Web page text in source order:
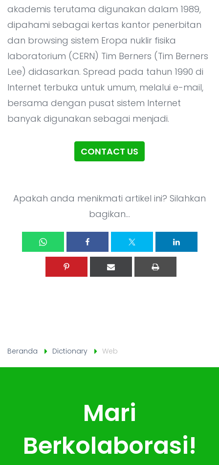
akademis terutama digunakan dalam 1989,
dipahami sebagai kertas kantor penerbitan
dan browsing sistem Eropa nuklir fisika
laboratorium (CERN) Tim Berners (Tim Berners
Lee) didasarkan. Spread pada tahun 1990 di
Internet terbuka untuk umum, melalui e-mail,
bersama dengan pusat sistem Internet
banyak digunakan sebagai menjadi.
CONTACT US
Apakah anda menikmati artikel ini? Silahkan
bagikan...
Beranda Dictionary Web
Mari
Berkolaborasi!